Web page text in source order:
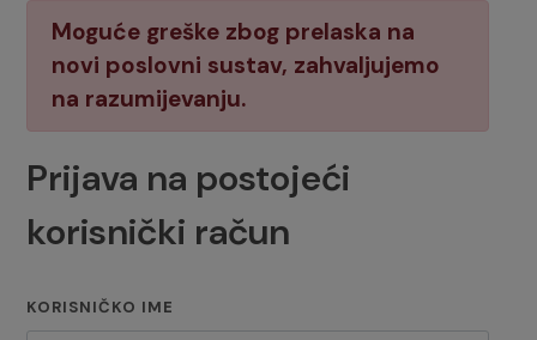
Moguće greške zbog prelaska na
novi poslovni sustav, zahvaljujemo
na razumijevanju.
Prijava na postojeći
korisnički račun
KORISNIČKO IME